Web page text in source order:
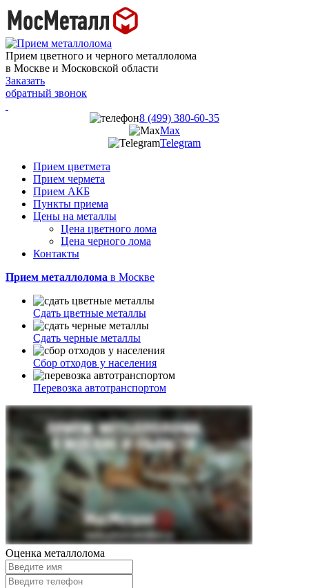
Прием цветного и черного металлолома
в Москве и Московской области
Заказать
обратный звонок
8 (499) 380-60-35
Max
Telegram
Прием цветмета
Прием чермета
Прием АКБ
Пункты приема
Цены на металлы
Цена цветного лома
Цена черного лома
Контакты
Прием металлолома в Москве
Сдать цветные металлы
Сдать черные металлы
Сбор отходов у населения
Перевозка автотранспортом
Оценка металлолома